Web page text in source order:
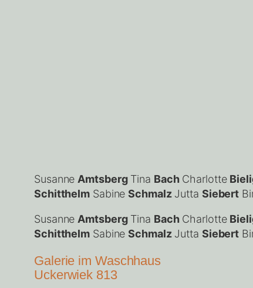
Susanne AmtsbergTina BachCharlotte
Schitthelm SabineSchmalzJutta Siebert
Susanne AmtsbergTina BachCharlotte
Schitthelm SabineSchmalzJutta Siebert
Galerie im Waschhaus
Uckerwiek 813